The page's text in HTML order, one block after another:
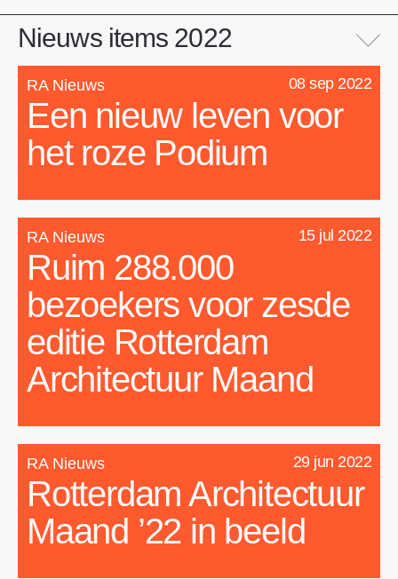
Nieuws items 2022
RA Nieuws 08 sep 2022
Een nieuw leven voor
het roze Podium
RA Nieuws 15 jul 2022
Ruim 288.000
bezoekers voor zesde
editie Rotterdam
Architectuur Maand
RA Nieuws 29 jun 2022
Rotterdam Architectuur
Maand ’22 in beeld